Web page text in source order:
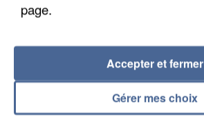
page.
Gérer mes choix
Accepter et fermer